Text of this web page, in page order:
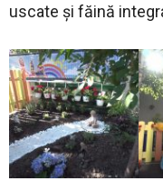
uscate și făină